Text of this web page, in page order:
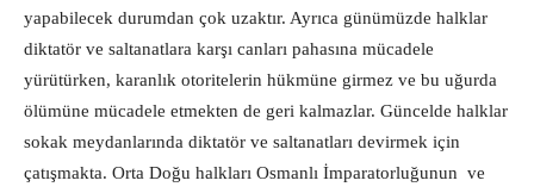
yapabilecek durumdan çok uzaktır. Ayrıca günümüzde halklar
diktatör ve saltanatlara karşı canları pahasına mücadele
yürütürken, karanlık otoritelerin hükmüne girmez ve bu uğurda
ölümüne mücadele etmekten de geri kalmazlar. Güncelde halklar
sokak meydanlarında diktatör ve saltanatları devirmek için
çatışmakta. Orta Doğu halkları Osmanlı İmparatorluğunun ve